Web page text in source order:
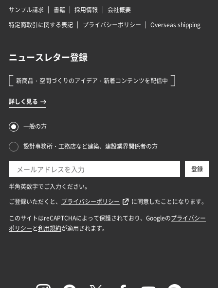
サンプル請求
書籍 採用情報
会社概要
特定商取引に関する表記
プライバシーポリシー Overseas shipping